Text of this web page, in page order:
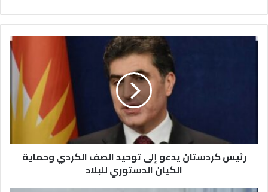
رئيس
الكيان
الدستوري
للبلاد
رئيس كردستان يدعو إلى توحيد الصف الكردي وحماية
الكيان الدستوري للبلاد